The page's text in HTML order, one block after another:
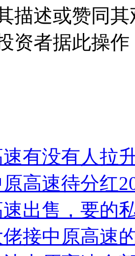
描述或赞同
资者据此操
有没有人拉
高速待分红
出售，要的
接中原高速